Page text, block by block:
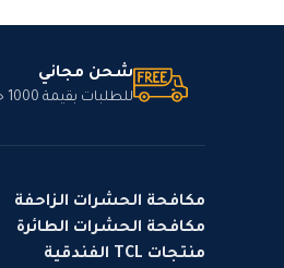
شحن مجاني
للطلبات بقيمة 1000 جنيه أو أكثر
مكافحة الحشرات الزاحفة
مكافحة الحشرات الطائرة
منتجات TCL الفندقية